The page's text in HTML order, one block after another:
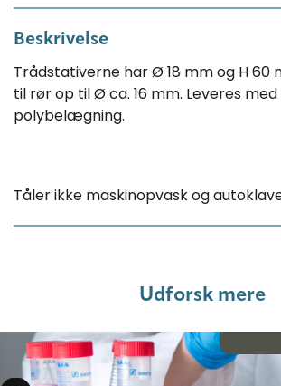
Beskrivelse
Trådstativerne har Ø 18 mm og H 60
til rør op til Ø ca. 16 mm. Leveres med
polybelægning.
Tåler ikke maskinopvask og
Udforsk mere